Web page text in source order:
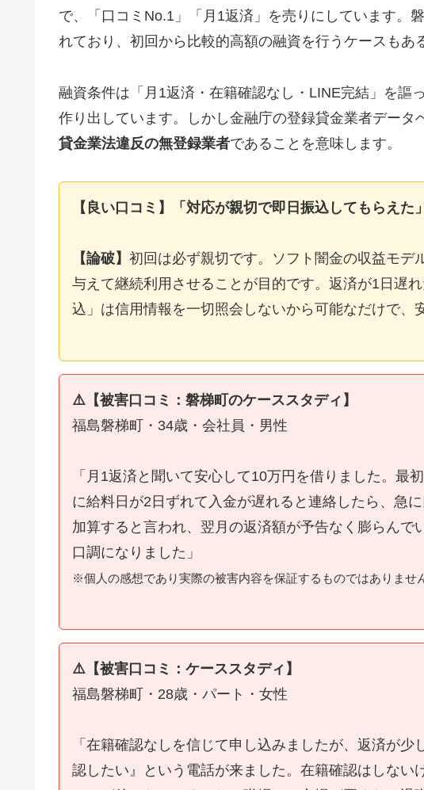
で、「口コミNo.1」「月1返済」を売りにしています。
れており、初回から比較的高額の融資を行うケースもあ
融資条件は「月1返済・在籍確認なし・LINE完結」を謳
作り出しています。しかし金融庁の登録貸金業者データ
貸金業法違反の無登録業者であることを意味します。
【良い口コミ】「対応が親切で即日振込してもらえた」
【論破】 初回は必ず親切です。ソフト闇金の収益モデ
与えて継続利用させることが目的です。返済が1日遅
込」は信用情報を一切照会しないから可能なだけで、
⚠️【被害口コミ：磐梯町のケーススタディ】
福島磐梯町・34歳・会社員・男性
「月1返済と聞いて安心して10万円を借りました。最
に給料日が2日ずれて入金が遅れると連絡したら、急
加算すると言われ、翌月の返済額が予告なく膨らんで
口調になりました」
※個人の感想であり実際の被害内容を保証するものではありませ
⚠️【被害口コミ：ケーススタディ】
福島磐梯町・28歳・パート・女性
「在籍確認なしを信じて申し込みましたが、返済が
認したい』という電話が来ました。在籍確認はしない